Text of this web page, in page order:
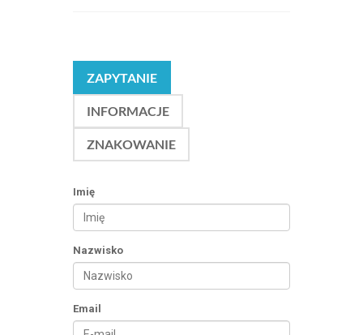
ZAPYTANIE
INFORMACJE
ZNAKOWANIE
Imię
Nazwisko
Email